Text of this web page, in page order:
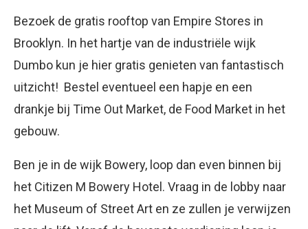
Bezoek de gratis rooftop van Empire Stores in
Brooklyn. In het hartje van de industriële wijk
Dumbo kun je hier gratis genieten van fantastisch
uitzicht! Bestel eventueel een hapje en een
drankje bij Time Out Market, de Food Market in het
gebouw.
Ben je in de wijk Bowery, loop dan even binnen bij
het Citizen M Bowery Hotel. Vraag in de lobby naar
het Museum of Street Art en ze zullen je verwijzen